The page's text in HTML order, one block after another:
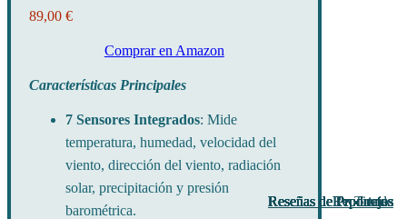
89,00 €
Comprar en Amazon
Características Principales
7 Sensores Integrados: Mide
temperatura, humedad, velocidad del
viento, dirección del viento, radiación
solar, precipitación y presión
barométrica.
Reseñas de Productos
Reseñas de Productos
Reseñas de Productos
Reportajes
Reportajes
Reportajes
Tienda
Reseñas de Productos
Reseñas de Productos
Reseñas de Productos
Reseñas de Productos
Reseñas de Productos
Reseñas de Productos